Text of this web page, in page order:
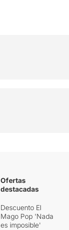
Ofertas
destacadas
Descuento El
Mago Pop 'Nada
es imposible'